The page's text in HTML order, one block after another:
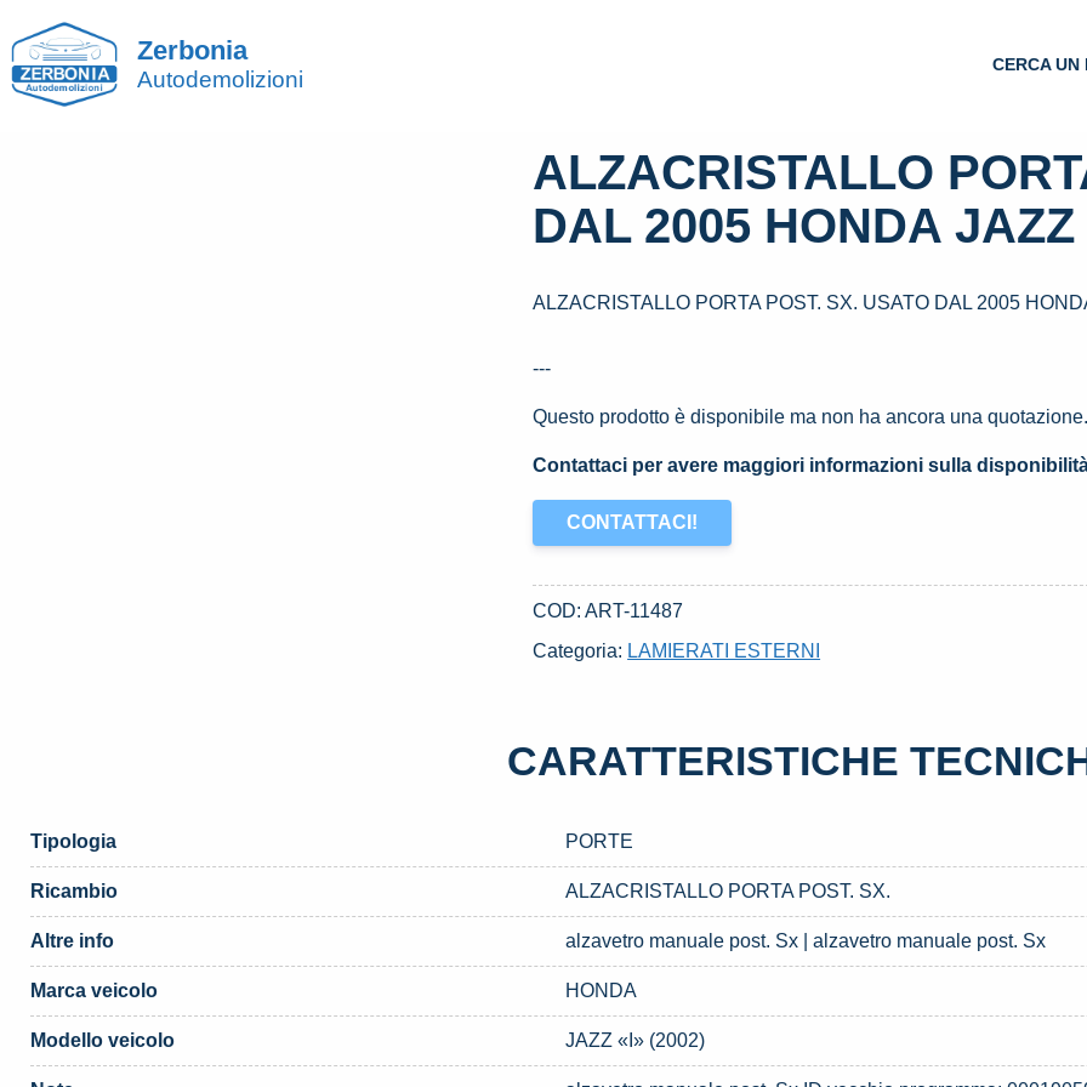
Zerbonia
Autodemolizioni
CERCA UN
ALZACRISTALLO
DAL 2005 HONDA JAZZ
ALZACRISTALLO PORTA POST. SX. USATO DAL 2005
---
Questo prodotto è disponibile ma non ha ancora una
Contattaci per avere maggiori informazioni sulla
CONTATTACI!
COD:ART-11487
Categoria: LAMIERATI ESTERNI
CARATTERISTICHE
Tipologia PORTE
Ricambio ALZACRISTALLO PORTA POST. SX.
Altre info alzavetro manuale post. Sx | alzavetro manuale post. Sx
Marca veicolo HONDA
Modello veicolo JAZZ «I» (2002)